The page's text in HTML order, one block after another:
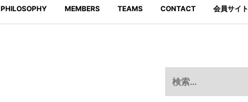
PHILOSOPHY MEMBERS TEAMS CONTACT 会員サイト
索: